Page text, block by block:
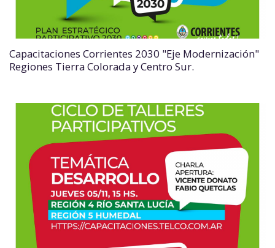
Capacitaciones Corrientes 2030 "Eje Modernización"
Regiones Tierra Colorada y Centro Sur.